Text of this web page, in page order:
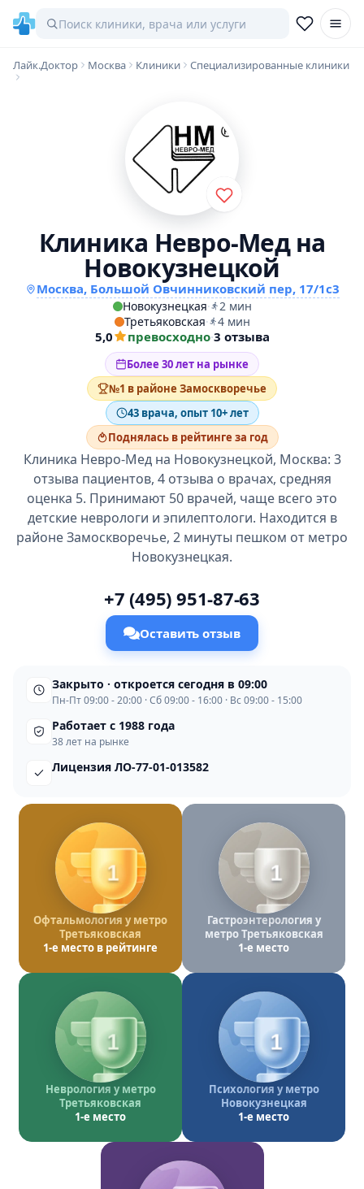
Лайк.Доктор Москва Клиники Специализированные клиники
Клиника Невро-Мед на
Новокузнецкой
Москва, Большой Овчинниковский пер, 17/1с3
Новокузнецкая·
2 мин
Третьяковская· 4 мин
5,0 превосходно·3 отзыва
Более 30 лет на рынке
№1 в районе Замоскворечье
43 врача, опыт 10+ лет
Поднялась в рейтинге за год
Клиника Невро-Мед на Новокузнецкой, Москва: 3
отзыва пациентов, 4 отзыва о врачах, средняя
оценка 5. Принимают 50 врачей, чаще всего это
детские неврологи и эпилептологи. Находится в
районе Замоскворечье, 2 минуты пешком от метро
Новокузнецкая.
+7 (495) 951-87-63
Оставить отзыв
Закрыто · откроется сегодня в 09:00
Пн-Пт 09:00 - 20:00 · Сб 09:00 - 16:00 · Вс 09:00 - 15:00
Работает с 1988 года
38 лет на рынке
Лицензия ЛО-77-01-013582
1
Офтальмология у метро
Третьяковская
1-е место в рейтинге
1
Гастроэнтерология у
метро Третьяковская
1-е место
1
Неврология у метро
Третьяковская
1-е место
1
Психология у метро
Новокузнецкая
1-е место